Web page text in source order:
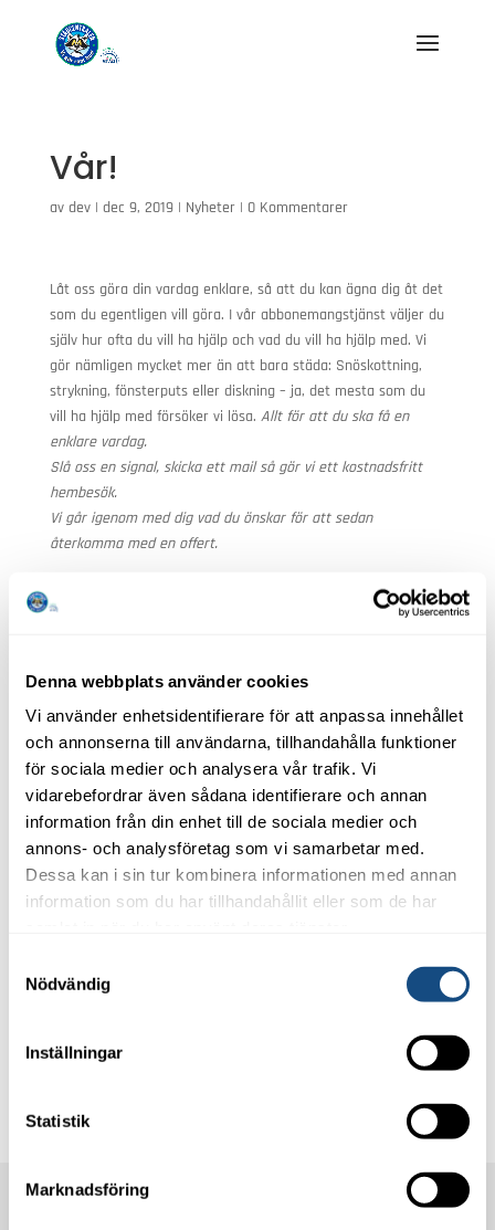
Denna webbplats använder cookies
Vi använder enhetsidentifierare för att anpassa innehållet
och annonserna till användarna, tillhandahålla funktioner
för sociala medier och analysera vår trafik. Vi
vidarebefordrar även sådana identifierare och annan
information från din enhet till de sociala medier och
annons- och analysföretag som vi samarbetar med.
Dessa kan i sin tur kombinera informationen med annan
information som du har tillhandahållit eller som de har
Nödvändig
Inställningar
Statistik
Marknadsföring
Vår!
av dev| dec 9, 2019| Nyheter| 0 Kommentarer
Låt oss göra din vardag enklare, så att du kan ägna dig åt det
som du egentligen vill göra. I vår abbonemangstjänst väljer du
själv hur ofta du vill ha hjälp och vad du vill ha hjälp med. Vi
gör nämligen mycket mer än att bara städa: Snöskottning,
strykning, fönsterputs eller diskning – ja, det mesta som du
vill ha hjälp med försöker vi lösa. Allt för att du ska få en
enklare vardag.
Slå oss en signal, skicka ett mail så gör vi ett kostnadsfritt
hembesök.
Vi går igenom med dig vad du önskar för att sedan
återkomma med en offert.